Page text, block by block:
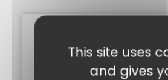
This site uses
and gives